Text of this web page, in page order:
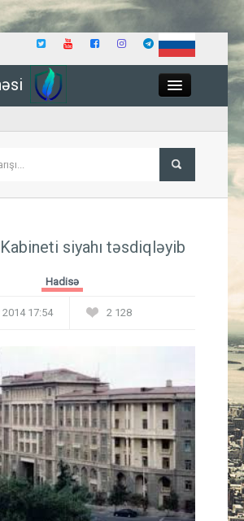
İqtisadiyyat
Güney Azərbaycan
Mədəniyyət
Müsahibə
İdman
siyahı təsdiqləyib
Hadisə
2014 17:54 2 128